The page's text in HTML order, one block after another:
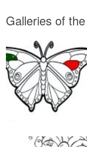
Galleries of